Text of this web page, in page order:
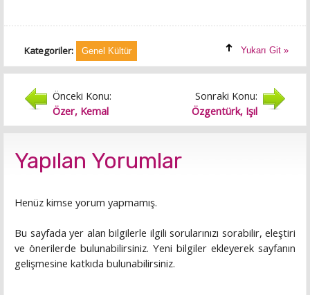
Kategoriler: Genel Kültür Yukarı Git »
Önceki Konu:
Özer, Kemal
Sonraki Konu:
Özgentürk, Işıl
Yapılan Yorumlar
Henüz kimse yorum yapmamış.
Bu sayfada yer alan bilgilerle ilgili sorularınızı sorabilir, eleştiri
ve önerilerde bulunabilirsiniz. Yeni bilgiler ekleyerek sayfanın
gelişmesine katkıda bulunabilirsiniz.